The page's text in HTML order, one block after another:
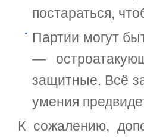
постараться,
Партии могут
—
защитные. Всё
умения
К сожалению,